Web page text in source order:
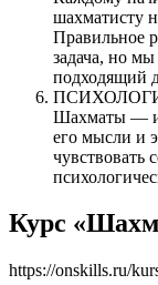
шахматисту
Правильное
задача, но
подходящий
Шахматы —
его мысли и
чувствовать
Курс
https://onskills.ru/